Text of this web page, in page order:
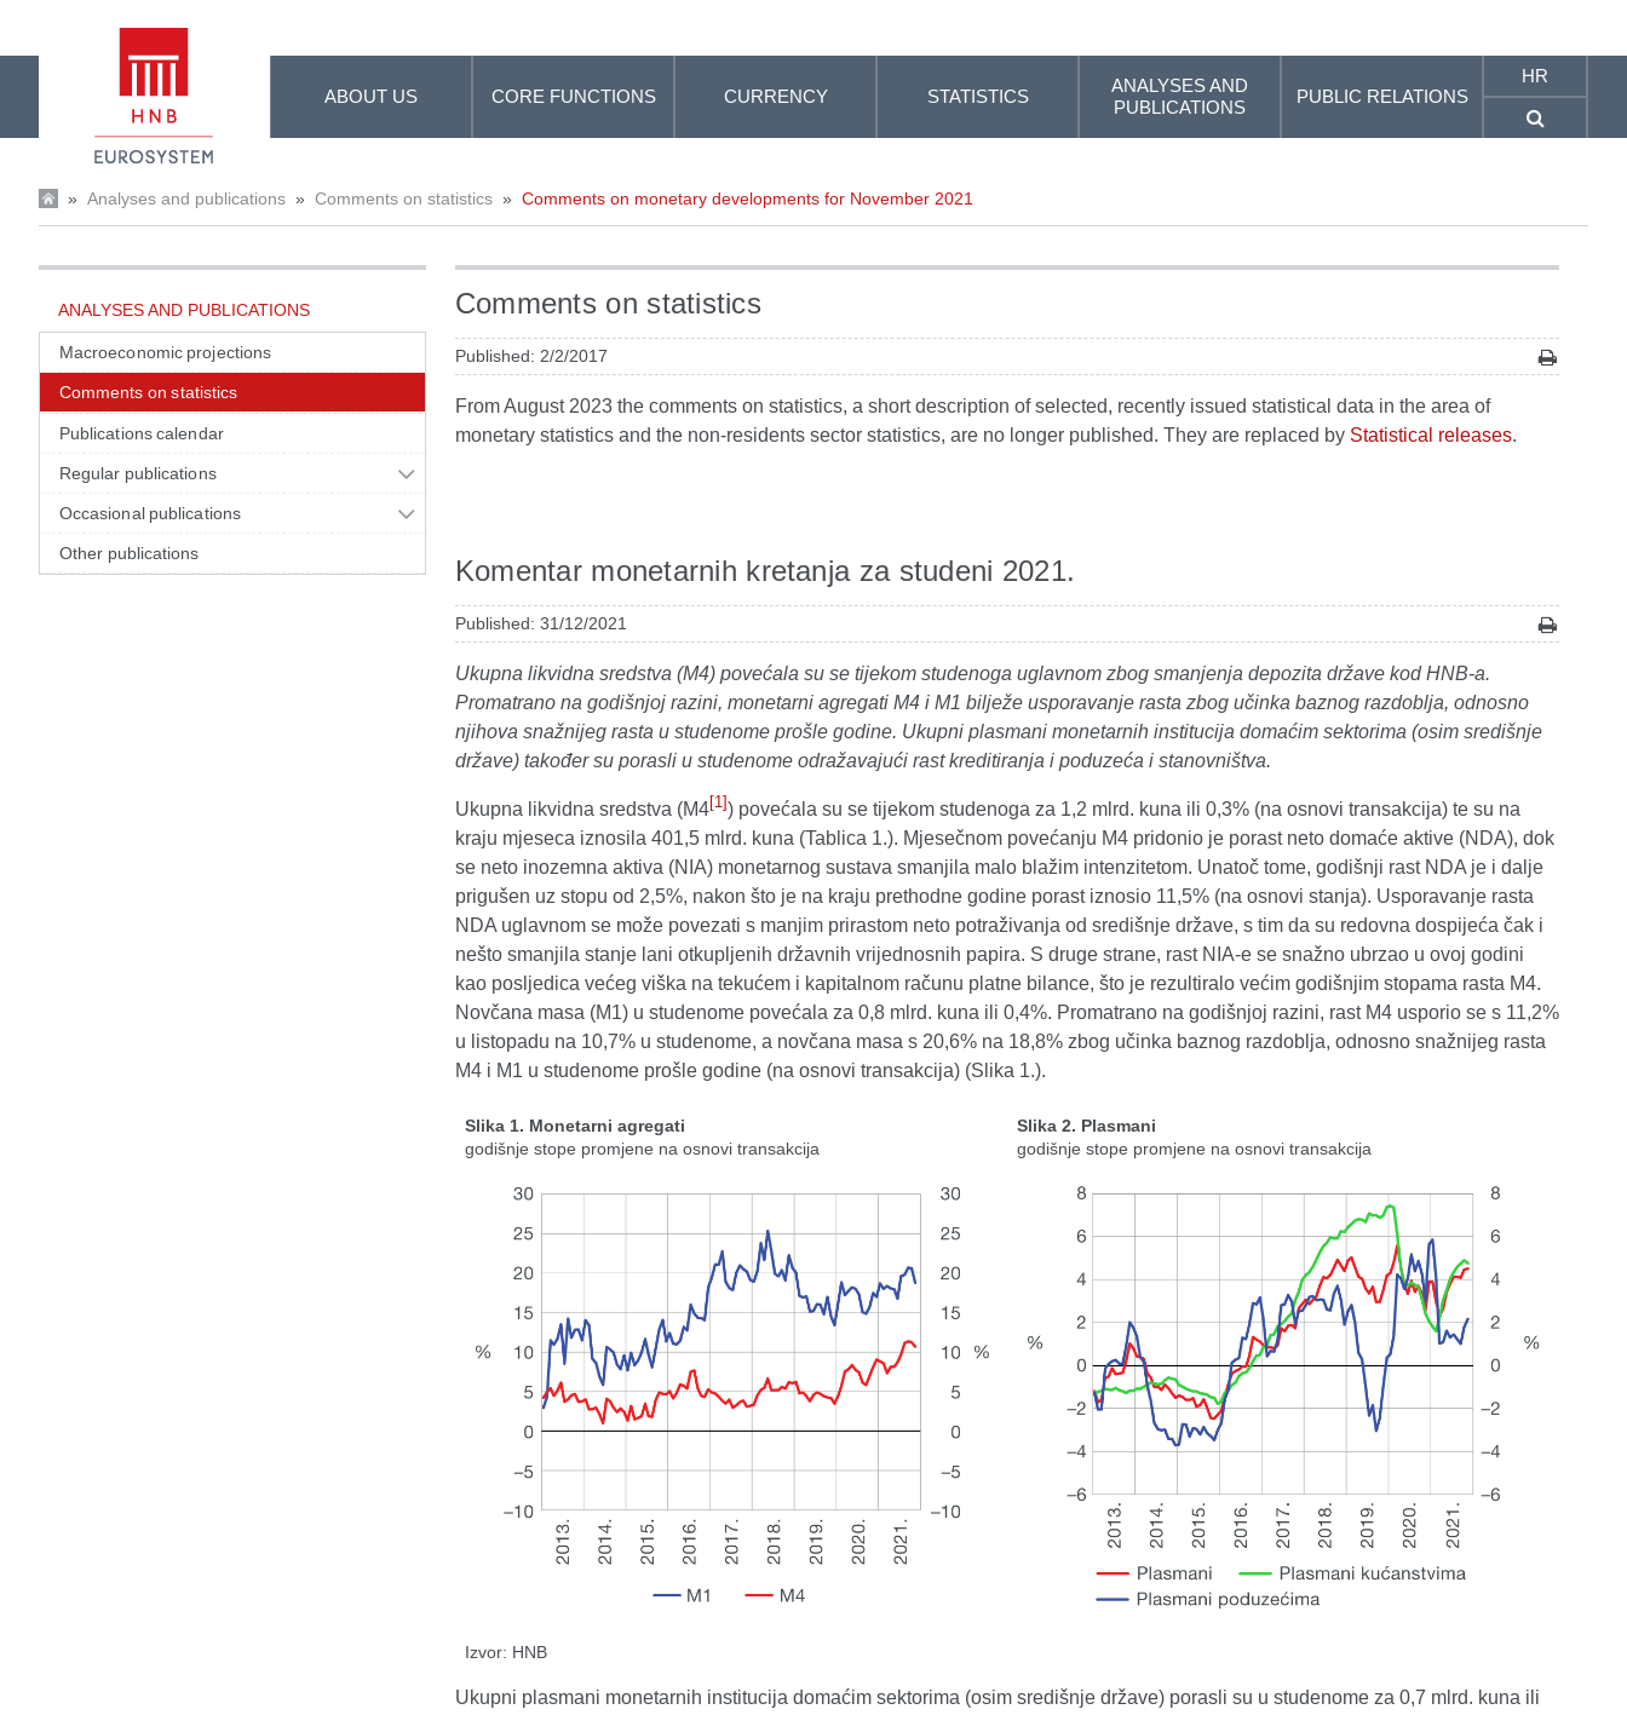
ABOUT US CORE FUNCTIONS CURRENCY STATISTICS
ANALYSES AND
PUBLICATIONS
PUBLIC RELATIONS
HR
» Analyses and publications » Comments on statistics » Comments on monetary developments for November 2021
ANALYSES AND PUBLICATIONS
Macroeconomic projections
Comments on statistics
Publications calendar
Regular publications
Occasional publications
Other publications
Comments on statistics
Published: 2/2/2017
From August 2023 the comments on statistics, a short description of selected, recently issued statistical data in the area of
monetary statistics and the non-residents sector statistics, are no longer published. They are replaced by Statistical releases.
Komentar monetarnih kretanja za studeni 2021.
Published: 31/12/2021
Ukupna likvidna sredstva (M4) povećala su se tijekom studenoga uglavnom zbog smanjenja depozita države kod HNB-a.
Promatrano na godišnjoj razini, monetarni agregati M4 i M1 bilježe usporavanje rasta zbog učinka baznog razdoblja, odnosno
njihova snažnijeg rasta u studenome prošle godine. Ukupni plasmani monetarnih institucija domaćim sektorima (osim središnje
države) također su porasli u studenome odražavajući rast kreditiranja i poduzeća i stanovništva.
Ukupna likvidna sredstva (M4[1]) povećala su se tijekom studenoga za 1,2 mlrd. kuna ili 0,3% (na osnovi transakcija) te su na
kraju mjeseca iznosila 401,5 mlrd. kuna (Tablica 1.). Mjesečnom povećanju M4 pridonio je porast neto domaće aktive (NDA), dok
se neto inozemna aktiva (NIA) monetarnog sustava smanjila malo blažim intenzitetom. Unatoč tome, godišnji rast NDA je i dalje
prigušen uz stopu od 2,5%, nakon što je na kraju prethodne godine porast iznosio 11,5% (na osnovi stanja). Usporavanje rasta
NDA uglavnom se može povezati s manjim prirastom neto potraživanja od središnje države, s tim da su redovna dospijeća čak i
nešto smanjila stanje lani otkupljenih državnih vrijednosnih papira. S druge strane, rast NIA-e se snažno ubrzao u ovoj godini
kao posljedica većeg viška na tekućem i kapitalnom računu platne bilance, što je rezultiralo većim godišnjim stopama rasta M4.
Novčana masa (M1) u studenome povećala za 0,8 mlrd. kuna ili 0,4%. Promatrano na godišnjoj razini, rast M4 usporio se s 11,2%
u listopadu na 10,7% u studenome, a novčana masa s 20,6% na 18,8% zbog učinka baznog razdoblja, odnosno snažnijeg rasta
M4 i M1 u studenome prošle godine (na osnovi transakcija) (Slika 1.).
Slika 1. Monetarni agregati
godišnje stope promjene na osnovi transakcija
Slika 2. Plasmani
godišnje stope promjene na osnovi transakcija
Izvor: HNB
Ukupni plasmani monetarnih institucija domaćim sektorima (osim središnje države) porasli su u studenome za 0,7 mlrd. kuna ili